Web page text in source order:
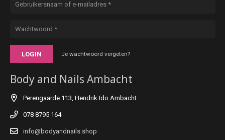
LOGIN Je wachtwoord vergeten?
Body and Nails Ambacht
Perengaarde 113, Hendrik Ido Ambacht
078 8795 164
info@bodyandnails.shop